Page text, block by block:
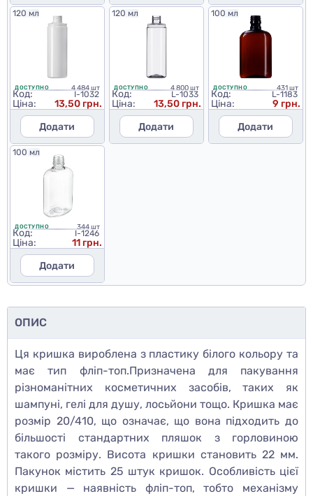
120 мл
ДОСТУПНО 4 484 шт
Код: I-1032
Ціна:
13,50 грн.
Додати
120 мл
ДОСТУПНО 4 800 шт
Код: L-1033
Ціна:
13,50 грн.
Додати
100 мл
ДОСТУПНО 431 шт
Код: L-1183
Ціна:
9 грн.
Додати
100 мл
ДОСТУПНО 344 шт
Код: I-1246
Ціна:
11 грн.
Додати
ОПИС
Ця кришка вироблена з пластику білого кольору та
має тип фліп-топ.Призначена для пакування
різноманітних косметичних засобів, таких як
шампуні, гелі для душу, лосьйони тощо. Кришка має
розмір 20/410, що означає, що вона підходить до
більшості стандартних пляшок з горловиною
такого розміру. Висота кришки становить 22 мм.
Пакунок містить 25 штук кришок. Особливість цієї
кришки — наявність фліп-топ, тобто механізму